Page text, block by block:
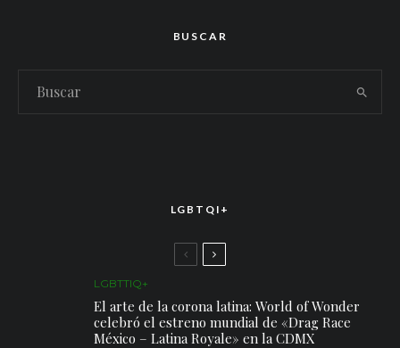
BUSCAR
LGBTQI+
LGBTTIQ+
El arte de la corona latina: World of Wonder
celebró el estreno mundial de «Drag Race
México – Latina Royale» en la CDMX